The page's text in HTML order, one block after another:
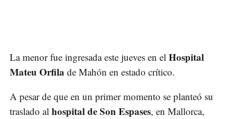
La menor fue ingresada este jueves en el Hospital
Mateu Orfila de Mahón en estado crítico.
A pesar de que en un primer momento se planteó su
traslado al hospital de Son Espases, en Mallorca,